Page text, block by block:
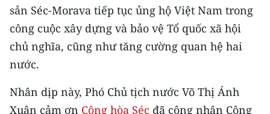
Media Du lịch
Media Thế giới
Media Thể thao
Media Giáo dục
sản Séc-Morava tiếp tục ủng hộ Việt Nam trong
công cuộc xây dựng và bảo vệ Tổ quốc xã hội
chủ nghĩa, cũng như tăng cường quan hệ hai
nước.
Nhân dịp này, Phó Chủ tịch nước Võ Thị Ánh
Xuân cảm ơn Cộng hòa Séc đã công nhận Cộng